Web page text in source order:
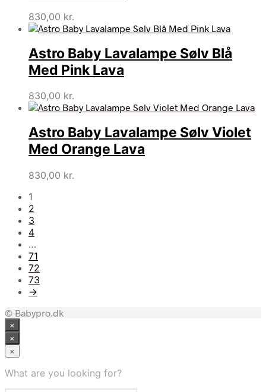
830,00 kr.
Astro Baby Lavalampe Sølv Blå
Med Pink Lava
830,00 kr.
Astro Baby Lavalampe Sølv Violet
Med Orange Lava
830,00 kr.
1
2
3
4
…
71
72
73
→
© Babypro.dk
×
×
×
What are you looking for?